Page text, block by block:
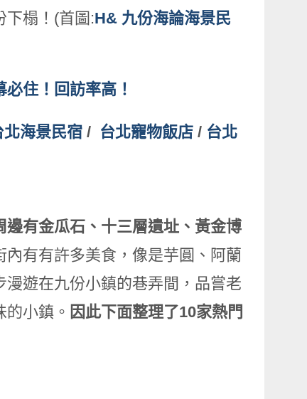
下榻！(首圖:H& 九份海論海景民
必住！回訪率高！
北海景民宿/ 台北寵物飯店/ 台北
有金瓜石、十三層遺址、黃金博
有有許多美食，像是芋圓、阿蘭
遊在九份小鎮的巷弄間，品嘗老
小鎮。 因此下面整理了10家熱門